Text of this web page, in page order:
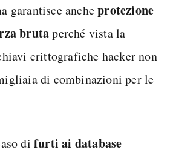
garantisce ancheprotezione
brutaperché vista la
crittografiche hacker non
di combinazioni per le
di furtiai database